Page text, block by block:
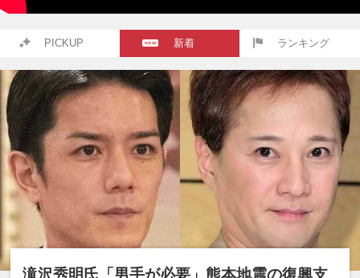
PICKUP 新着 ランキング
滝沢秀明氏「男手が必要」熊本地震の復興支